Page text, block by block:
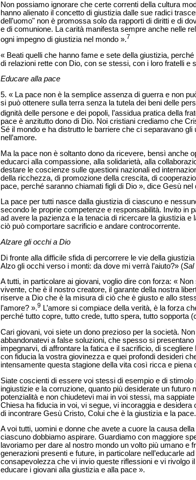
Non possiamo ignorare che certe correnti della cultura
hanno alienato il concetto di giustizia dalle sue radici
dell’uomo" non è promossa solo da rapporti di diritti e di
e di comunione. La carità manifesta sempre anche nelle
ogni impegno di giustizia nel mondo ».7
« Beati quelli che hanno fame e sete della giustizia,
di relazioni rette con Dio, con se stessi, con i loro fratelli e
Educare alla pace
5. « La pace non è la semplice assenza di guerra e non
si può ottenere sulla terra senza la tutela dei beni delle
dignità delle persone e dei popoli, l’assidua pratica della
pace è anzitutto dono di Dio. Noi cristiani crediamo che
Sé il mondo e ha distrutto le barriere che ci separavano gli
nell’amore.
Ma la pace non è soltanto dono da ricevere, bensì anche
educarci alla compassione, alla solidarietà, alla
destare le coscienze sulle questioni nazionali ed
della ricchezza, di promozione della crescita, di
pace, perché saranno chiamati figli di Dio », dice Gesù
La pace per tutti nasce dalla giustizia di ciascuno e
secondo le proprie competenze e responsabilità. Invito in
ad avere la pazienza e la tenacia di ricercare la giustizia
ciò può comportare sacrificio e andare controcorrente.
Alzare gli occhi a Dio
Di fronte alla difficile sfida di percorrere le vie della
Alzo gli occhi verso i monti: da dove mi verrà l’aiuto?» (Sal
A tutti, in particolare ai giovani, voglio dire con forza: «
vivente, che è il nostro creatore, il garante della nostra
riserve a Dio che è la misura di ciò che è giusto e allo
l’amore? ».9 L’amore si compiace della verità, è la forza
perché tutto copre, tutto crede, tutto spera, tutto sopporta
Cari giovani, voi siete un dono prezioso per la società.
abbandonatevi a false soluzioni, che spesso si
impegnarvi, di affrontare la fatica e il sacrificio, di
con fiducia la vostra giovinezza e quei profondi desideri
intensamente questa stagione della vita così ricca e piena
Siate coscienti di essere voi stessi di esempio e di
ingiustizie e la corruzione, quanto più desiderate un
potenzialità e non chiudetevi mai in voi stessi, ma
Chiesa ha fiducia in voi, vi segue, vi incoraggia e
di incontrare Gesù Cristo, Colui che è la giustizia e la pace.
A voi tutti, uomini e donne che avete a cuore la causa
ciascuno dobbiamo aspirare. Guardiamo con maggiore
lavoriamo per dare al nostro mondo un volto più umano e
generazioni presenti e future, in particolare nell’educarle
consapevolezza che vi invio queste riflessioni e vi rivolgo
educare i giovani alla giustizia e alla pace ».